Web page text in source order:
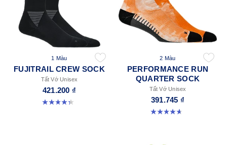
1 Màu
FUJITRAIL CREW SOCK
Tất Vớ Unisex
421.200 ₫
4.3 trong số 5 sao. 12 đánh giá
2 Màu
PERFORMANCE RUN
QUARTER SOCK
Tất Vớ Unisex
391.745 ₫
4.6 trong số 5 sao. 57 đánh giá